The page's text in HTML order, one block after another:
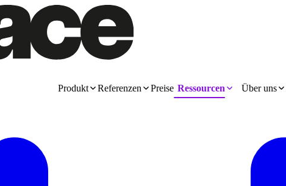
Produkt Referenzen Preise Ressourcen Über uns